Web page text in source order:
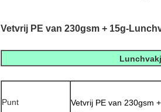
Vetvrij PE van 230gsm + 15g-
Punt
Vetvrij PE van 230gsm